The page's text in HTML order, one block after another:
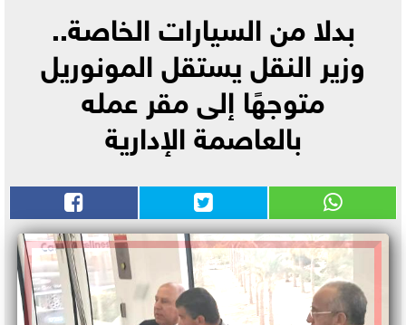
بدلا من السيارات الخاصة..
وزير النقل يستقل المونوريل
متوجهًا إلى مقر عمله
بالعاصمة الإدارية